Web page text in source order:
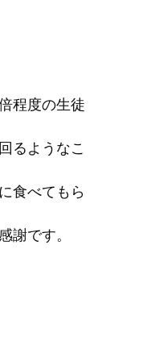
程度の生徒
るようなこ
食べてもら
謝です。